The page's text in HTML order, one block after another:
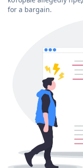
for a bargain.